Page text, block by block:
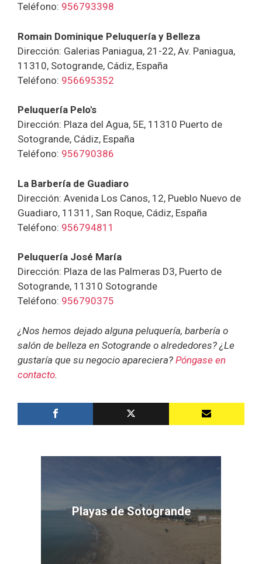
Teléfono: 956793398
Romain Dominique Peluquería y Belleza
Dirección: Galerias Paniagua, 21-22, Av. Paniagua,
11310, Sotogrande, Cádiz, España
Teléfono: 956695352
Peluquería Pelo's
Dirección: Plaza del Agua, 5E, 11310 Puerto de
Sotogrande, Cádiz, España
Teléfono: 956790386
La Barbería de Guadiaro
Dirección: Avenida Los Canos, 12, Pueblo Nuevo de
Guadiaro, 11311, San Roque, Cádiz, España
Teléfono: 956794811
Peluquería José María
Dirección: Plaza de las Palmeras D3, Puerto de
Sotogrande, 11310 Sotogrande
Teléfono: 956790375
¿Nos hemos dejado alguna peluquería, barbería o
salón de belleza en Sotogrande o alrededores? ¿Le
gustaría que su negocio apareciera? Póngase en
contacto.
Playas de Sotogrande